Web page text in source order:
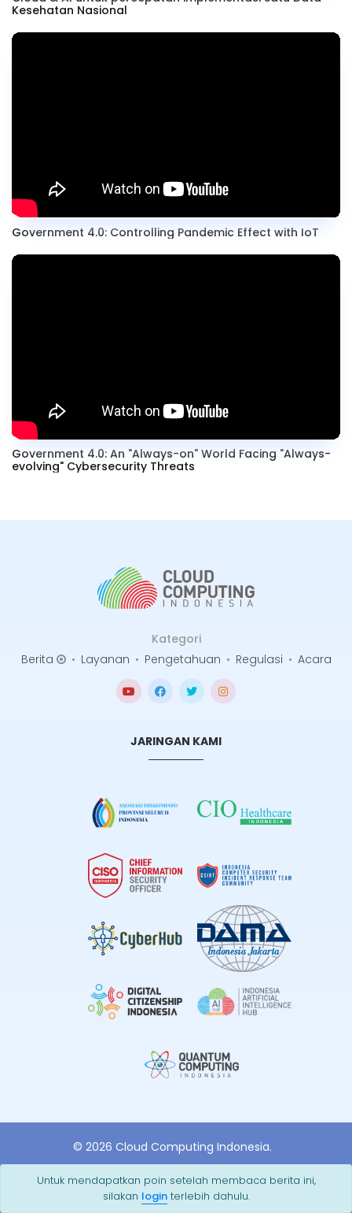
Kesehatan Nasional
Government 4.0: Controlling Pandemic Effect with IoT
Government 4.0: An "Always-on" World Facing "Always-
evolving" Cybersecurity Threats
Untuk mendapatkan poin setelah membaca berita ini,
silakan loginterlebih dahulu.
Kategori
Berita
• Layanan • Pengetahuan • Regulasi • Acara
JARINGAN KAMI
© 2026 Cloud Computing Indonesia.